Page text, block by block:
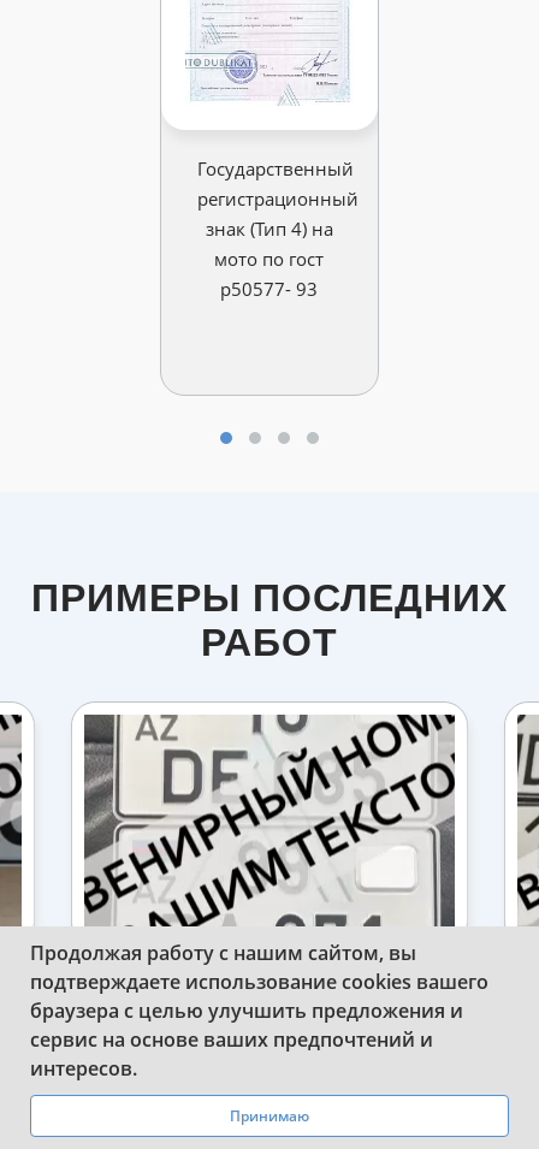
Государственный
регистрационный
знак (Тип 4) на
мото по гост
р50577- 93
ПРИМЕРЫ ПОСЛЕДНИХ
РАБОТ
СДЕЛАЛИ СУВЕНИРНЫЕ КВАДРАТНЫЕ
НОМЕРА АЗЕРБАЙДЖАНА С ЧИПОМ
Продолжая работу с нашим сайтом, вы
подтверждаете использование cookies вашего
браузера с целью улучшить предложения и
сервис на основе ваших предпочтений и
интересов.
Принимаю
WhatsApp